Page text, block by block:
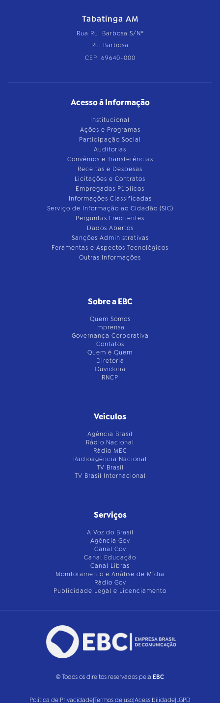
Tabatinga AM
Rua Rui Barbosa S/Nº
Rui Barbosa
CEP: 69640-000
Acesso à Informação
Institucional
Ações e Programas
Participação Social
Auditorias
Convênios e Transferências
Receitas e Despesas
Licitações e Contratos
Empregados Públicos
Informações Classificadas
Serviço de Informação ao Cidadão (SIC)
Perguntas Frequentes
Dados Abertos
Sanções Administrativas
Feramentas e Aspectos Tecnológicos
Outras Informações
Sobre a EBC
Quem Somos
Imprensa
Governança Corporativa
Contatos
Quem é Quem
Diretoria
Ouvidoria
RNCP
Veículos
Agência Brasil
Rádio Nacional
Rádio MEC
Radioagência Nacional
TV Brasil
TV Brasil Internacional
Serviços
A Voz do Brasil
Agência Gov
Canal Gov
Canal Educação
Canal Libras
Monitoramento e Análise de Mídia
Rádio Gov
Publicidade Legal e Licenciamento
© Todos os direitos reservados pela EBC
Política de Privacidade|Termos de uso|Acessibilidade|LGPD